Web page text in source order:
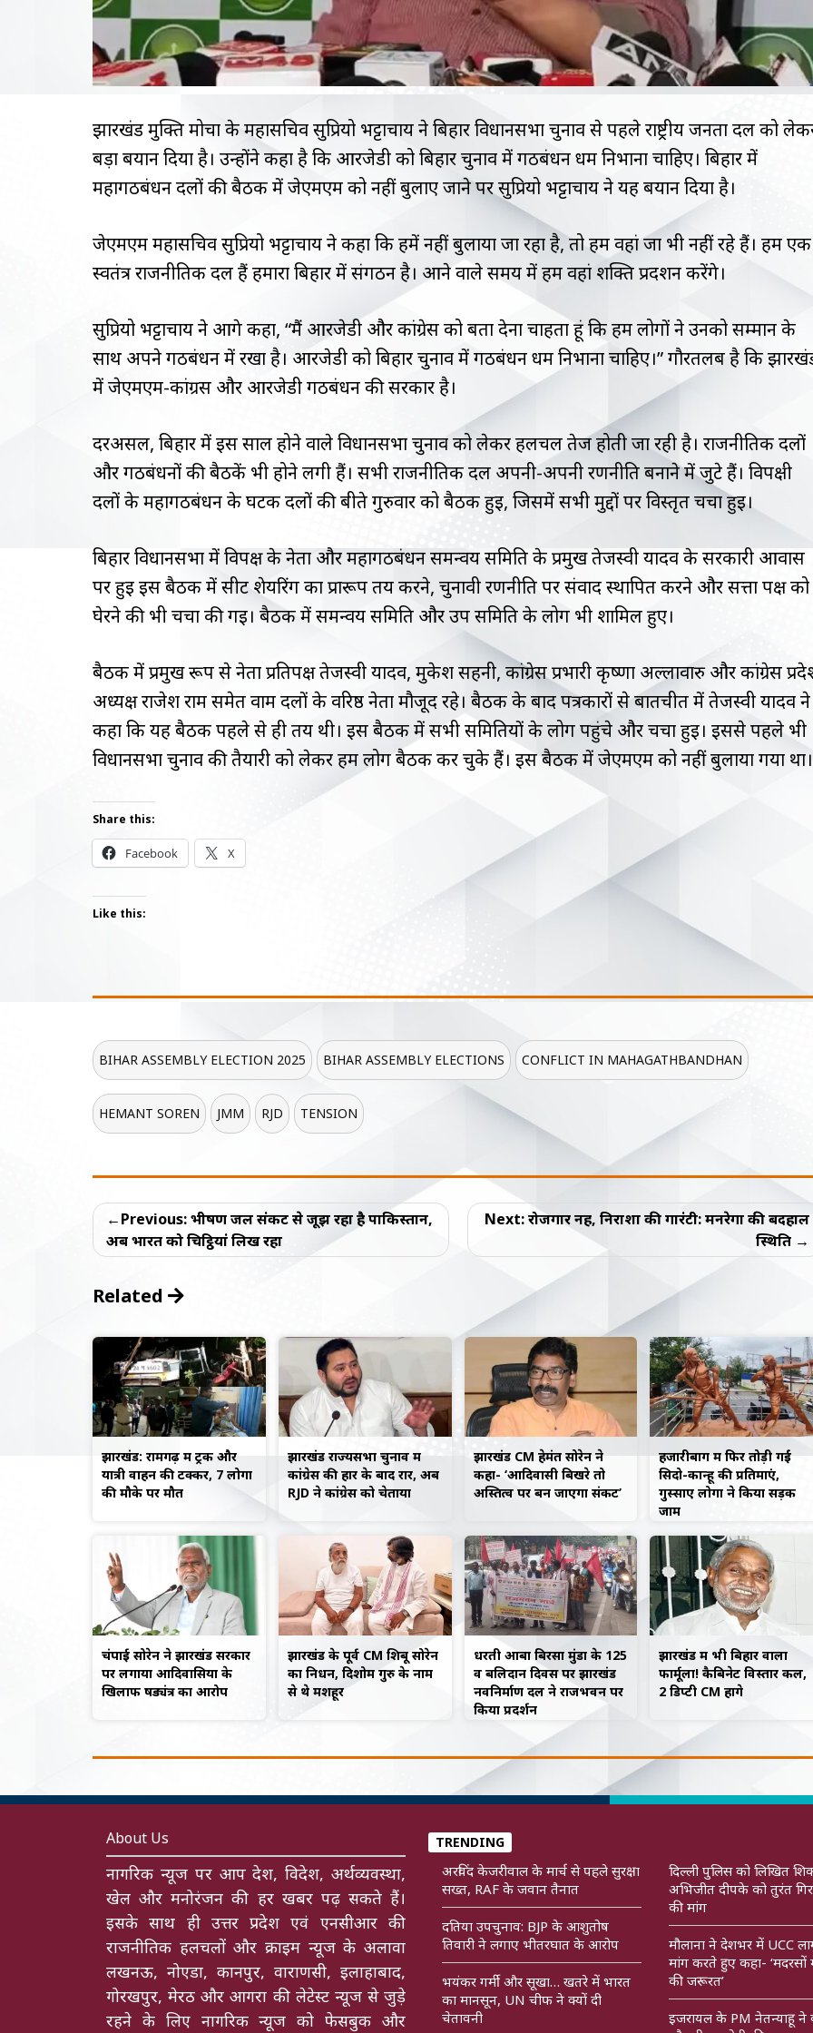
झारखंड मुक्ति मोर्चा के महासचिव सुप्रियो भट्टाचार्य ने बिहार विधानसभा चुनाव से पहले राष्ट्रीय जनता दल को
बड़ा बयान दिया है। उन्होंने कहा है कि आरजेडी को बिहार चुनाव में गठबंधन धर्म निभाना चाहिए। बिहार में
महागठबंधन दलों की बैठक में जेएमएम को नहीं बुलाए जाने पर सुप्रियो भट्टाचार्य ने यह बयान दिया है।
जेएमएम महासचिव सुप्रियो भट्टाचार्य ने कहा कि हमें नहीं बुलाया जा रहा है, तो हम वहां जा भी नहीं रहे हैं। हम एक
स्वतंत्र राजनीतिक दल हैं हमारा बिहार में संगठन है। आने वाले समय में हम वहां शक्ति प्रदर्शन करेंगे।
सुप्रियो भट्टाचार्य ने आगे कहा, “मैं आरजेडी और कांग्रेस को बता देना चाहता हूं कि हम लोगों ने उनको सम्मान के
साथ अपने गठबंधन में रखा है। आरजेडी को बिहार चुनाव में गठबंधन धर्म निभाना चाहिए।” गौरतलब है कि
में जेएमएम-कांग्रस और आरजेडी गठबंधन की सरकार है।
दरअसल, बिहार में इस साल होने वाले विधानसभा चुनाव को लेकर हलचल तेज होती जा रही है। राजनीतिक दलों
और गठबंधनों की बैठकें भी होने लगी हैं। सभी राजनीतिक दल अपनी-अपनी रणनीति बनाने में जुटे हैं। विपक्षी
दलों के महागठबंधन के घटक दलों की बीते गुरुवार को बैठक हुई, जिसमें सभी मुद्दों पर विस्तृत चर्चा हुई।
बिहार विधानसभा में विपक्ष के नेता और महागठबंधन समन्वय समिति के प्रमुख तेजस्वी यादव के सरकारी आवास
पर हुई इस बैठक में सीट शेयरिंग का प्रारूप तय करने, चुनावी रणनीति पर संवाद स्थापित करने और सत्ता पक्ष को
घेरने की भी चर्चा की गई। बैठक में समन्वय समिति और उप समिति के लोग भी शामिल हुए।
बैठक में प्रमुख रूप से नेता प्रतिपक्ष तेजस्वी यादव, मुकेश सहनी, कांग्रेस प्रभारी कृष्णा अल्लावारु और कांग्रेस
अध्यक्ष राजेश राम समेत वाम दलों के वरिष्ठ नेता मौजूद रहे। बैठक के बाद पत्रकारों से बातचीत में तेजस्वी यादव ने
कहा कि यह बैठक पहले से ही तय थी। इस बैठक में सभी समितियों के लोग पहुंचे और चर्चा हुई। इससे पहले भी
विधानसभा चुनाव की तैयारी को लेकर हम लोग बैठक कर चुके हैं। इस बैठक में जेएमएम को नहीं बुलाया गया था।
Share this:
Facebook X
Like this:
BIHAR ASSEMBLY ELECTION 2025 BIHAR ASSEMBLY ELECTIONS CONFLICT IN MAHAGATHBANDHAN
HEMANT SOREN JMM RJD TENSION
Post
navigation
Previous:भीषण जल संकट से जूझ रहा है पाकिस्तान,
अब भारत को चिट्ठियां लिख रहा
Next:रोजगार नहीं, निराशा की गारंटी: मनरेगा की बदहाल
स्थिति
Related
झारखंड: रामगढ़ में ट्रक और
यात्री वाहन की टक्कर, 7 लोगों
की मौके पर मौत
झारखंड राज्यसभा चुनाव में
कांग्रेस की हार के बाद रार, अब
RJD ने कांग्रेस को चेताया
झारखंड CM हेमंत सोरेन ने
कहा- ‘आदिवासी बिखरे तो
अस्तित्व पर बन जाएगा संकट’
हजारीबाग में फिर तोड़ी गईं
सिदो-कान्हू की प्रतिमाएं,
गुस्साए लोगों ने किया सड़क
जाम
चंपाई सोरेन ने झारखंड सरकार
पर लगाया आदिवासियों के
खिलाफ षड्यंत्र का आरोप
झारखंड के पूर्व CM शिबू सोरेन
का निधन, दिशोम गुरु के नाम
से थे मशहूर
धरती आबा बिरसा मुंडा के 125
वें बलिदान दिवस पर झारखंड
नवनिर्माण दल ने राजभवन पर
किया प्रदर्शन
झारखंड में भी बिहार वाला
फार्मूला! कैबिनेट विस्तार कल,
2 डिप्टी CM होंगे
About Us
नागरिक न्यूज पर आप देश, विदेश, अर्थव्यवस्था,
खेल और मनोरंजन की हर खबर पढ़ सकते हैं।
इसके साथ ही उत्तर प्रदेश एवं एनसीआर की
राजनीतिक हलचलों और क्राइम न्यूज के अलावा
लखनऊ, नोएडा, कानपुर, वाराणसी, इलाहाबाद,
गोरखपुर, मेरठ और आगरा की लेटेस्ट न्यूज से जुड़े
रहने के लिए नागरिक न्यूज को फेसबुक और
TRENDING
अरविंद केजरीवाल के मार्च से पहले सुरक्षा
सख्त, RAF के जवान तैनात
दतिया उपचुनाव: BJP के आशुतोष
तिवारी ने लगाए भीतरघात के आरोप
भयंकर गर्मी और सूखा… खतरे में भारत
का मानसून, UN चीफ ने क्यों दी
चेतावनी
दिल्ली पुलिस को लिखित
अभिजीत दीपके को तुरंत
की मांग
मौलाना ने देशभर में UCC
मांग करते हुए कहा- ‘मदरसों में
की जरूरत’
इजरायल के PM नेतन्याहू ने